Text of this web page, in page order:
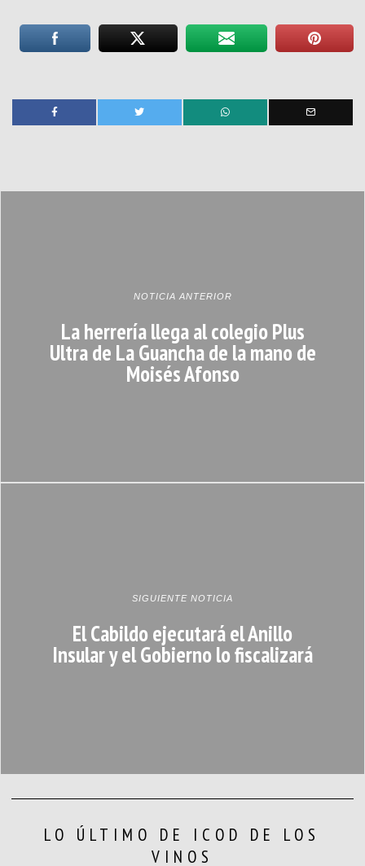
NOTICIA ANTERIOR
La herrería llega al colegio Plus
Ultra de La Guancha de la mano de
Moisés Afonso
SIGUIENTE NOTICIA
El Cabildo ejecutará el Anillo
Insular y el Gobierno lo fiscalizará
LO ÚLTIMO DE ICOD DE LOS
VINOS